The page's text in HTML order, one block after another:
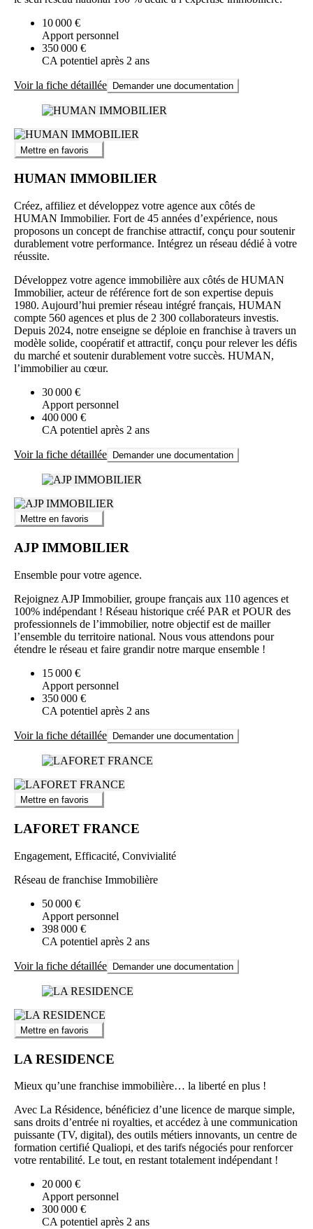
10 000 €
Apport personnel
350 000 €
CA potentiel après 2 ans
Voir la fiche détaillée Demander une documentation
Mettre en favoris
HUMAN IMMOBILIER
Créez, affiliez et développez votre agence aux côtés de
HUMAN Immobilier. Fort de 45 années d’expérience, nous
proposons un concept de franchise attractif, conçu pour soutenir
durablement votre performance. Intégrez un réseau dédié à votre
réussite.
Développez votre agence immobilière aux côtés de HUMAN
Immobilier, acteur de référence fort de son expertise depuis
1980. Aujourd’hui premier réseau intégré français, HUMAN
compte 560 agences et plus de 2 300 collaborateurs investis.
Depuis 2024, notre enseigne se déploie en franchise à travers un
modèle solide, coopératif et attractif, conçu pour relever les défis
du marché et soutenir durablement votre succès. HUMAN,
l’immobilier au cœur.
30 000 €
Apport personnel
400 000 €
CA potentiel après 2 ans
Voir la fiche détaillée Demander une documentation
Mettre en favoris
AJP IMMOBILIER
Ensemble pour votre agence.
Rejoignez AJP Immobilier, groupe français aux 110 agences et
100% indépendant ! Réseau historique créé PAR et POUR des
professionnels de l’immobilier, notre objectif est de mailler
l’ensemble du territoire national. Nous vous attendons pour
étendre le réseau et faire grandir notre marque ensemble !
15 000 €
Apport personnel
350 000 €
CA potentiel après 2 ans
Voir la fiche détaillée Demander une documentation
Mettre en favoris
LAFORET FRANCE
Engagement, Efficacité, Convivialité
Réseau de franchise Immobilière
50 000 €
Apport personnel
398 000 €
CA potentiel après 2 ans
Voir la fiche détaillée Demander une documentation
Mettre en favoris
LA RESIDENCE
Mieux qu’une franchise immobilière… la liberté en plus !
Avec La Résidence, bénéficiez d’une licence de marque simple,
sans droits d’entrée ni royalties, et accédez à une communication
puissante (TV, digital), des outils métiers innovants, un centre de
formation certifié Qualiopi, et des tarifs négociés pour renforcer
votre rentabilité. Le tout, en restant totalement indépendant !
20 000 €
Apport personnel
300 000 €
CA potentiel après 2 ans